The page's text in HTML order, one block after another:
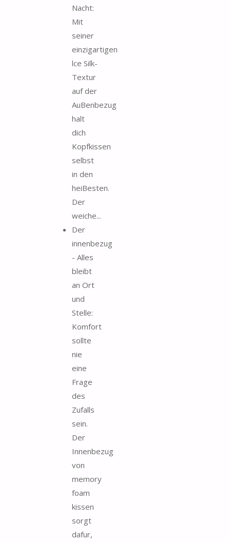
Nacht:
Mit
seiner
einzigartigen
lce Silk-
Textur
auf der
AuBenbezug
halt
dich
Kopfkissen
selbst
in den
heiBesten.
Der
weiche...
Der
innenbezug
- Alles
bleibt
an Ort
und
Stelle:
Komfort
sollte
nie
eine
Frage
des
Zufalls
sein.
Der
Innenbezug
von
memory
foam
kissen
sorgt
dafur,